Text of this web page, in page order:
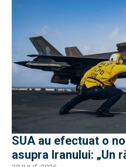
SUA au efectuat o
asupra Iranului: „Un